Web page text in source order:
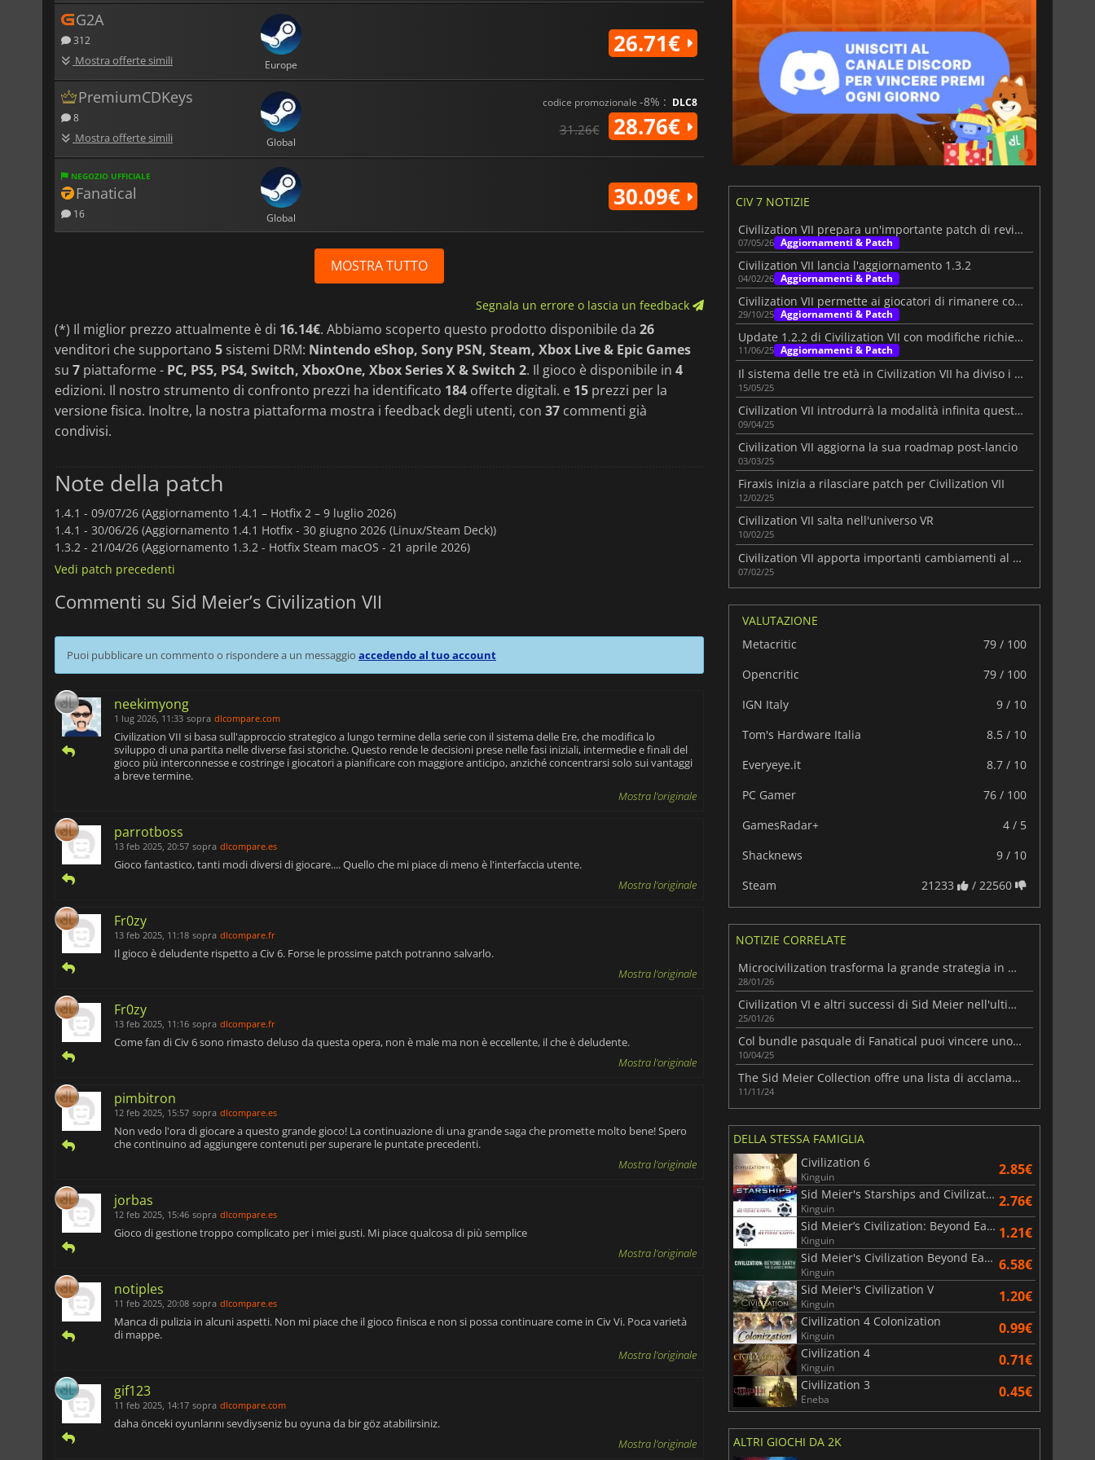
G2A
312
Mostra offerte simili Europe
26.71€
PremiumCDKeys
8
Mostra offerte simili Global
codice promozionale -8% : DLC8
31.26€ 28.76€
NEGOZIO UFFICIALE
Fanatical
16 Global
30.09€
MOSTRA TUTTO
Segnala un errore o lascia un feedback
(*) Il miglior prezzo attualmente è di 16.14€. Abbiamo scoperto questo prodotto disponibile da 26
venditori che supportano 5 sistemi DRM: Nintendo eShop, Sony PSN, Steam, Xbox Live & Epic Games
su 7 piattaforme - PC, PS5, PS4, Switch, XboxOne, Xbox Series X & Switch 2. Il gioco è disponibile in 4
edizioni. Il nostro strumento di confronto prezzi ha identificato 184 offerte digitali. e 15 prezzi per la
versione fisica. Inoltre, la nostra piattaforma mostra i feedback degli utenti, con 37 commenti già
condivisi.
Note della patch
1.4.1 - 09/07/26 (Aggiornamento 1.4.1 – Hotfix 2 – 9 luglio 2026)
1.4.1 - 30/06/26 (Aggiornamento 1.4.1 Hotfix - 30 giugno 2026 (Linux/Steam Deck))
1.3.2 - 21/04/26 (Aggiornamento 1.3.2 - Hotfix Steam macOS - 21 aprile 2026)
Vedi patch precedenti
Commenti su Sid Meier’s Civilization VII
Puoi pubblicare un commento o rispondere a un messaggio accedendo al tuo account
neekimyong
1 lug 2026, 11:33 sopra dlcompare.com
Civilization VII si basa sull'approccio strategico a lungo termine della serie con il sistema delle Ere, che modifica lo
sviluppo di una partita nelle diverse fasi storiche. Questo rende le decisioni prese nelle fasi iniziali, intermedie e finali del
gioco più interconnesse e costringe i giocatori a pianificare con maggiore anticipo, anziché concentrarsi solo sui vantaggi
a breve termine.
Mostra l'originale
parrotboss
13 feb 2025, 20:57 sopra dlcompare.es
Gioco fantastico, tanti modi diversi di giocare.... Quello che mi piace di meno è l'interfaccia utente.
Mostra l'originale
Fr0zy
13 feb 2025, 11:18 sopra dlcompare.fr
Il gioco è deludente rispetto a Civ 6. Forse le prossime patch potranno salvarlo.
Mostra l'originale
Fr0zy
13 feb 2025, 11:16 sopra dlcompare.fr
Come fan di Civ 6 sono rimasto deluso da questa opera, non è male ma non è eccellente, il che è deludente.
Mostra l'originale
pimbitron
12 feb 2025, 15:57 sopra dlcompare.es
Non vedo l'ora di giocare a questo grande gioco! La continuazione di una grande saga che promette molto bene! Spero
che continuino ad aggiungere contenuti per superare le puntate precedenti.
Mostra l'originale
jorbas
12 feb 2025, 15:46 sopra dlcompare.es
Gioco di gestione troppo complicato per i miei gusti. Mi piace qualcosa di più semplice
Mostra l'originale
notiples
11 feb 2025, 20:08 sopra dlcompare.es
Manca di pulizia in alcuni aspetti. Non mi piace che il gioco finisca e non si possa continuare come in Civ Vi. Poca varietà
di mappe.
Mostra l'originale
gif123
11 feb 2025, 14:17 sopra dlcompare.com
daha önceki oyunlarını sevdiyseniz bu oyuna da bir göz atabilirsiniz.
Mostra l'originale
CIV 7 NOTIZIE
Civilization VII prepara un'importante patch di revisione
07/05/26 Aggiornamenti & Patch
Civilization VII lancia l'aggiornamento 1.3.2
04/02/26 Aggiornamenti & Patch
Civilization VII permette ai giocatori di rimanere con una sola civiltà
29/10/25 Aggiornamenti & Patch
Update 1.2.2 di Civilization VII con modifiche richieste
11/06/25 Aggiornamenti & Patch
Il sistema delle tre età in Civilization VII ha diviso i suoi fan
15/05/25
Civilization VII introdurrà la modalità infinita questo mese
09/04/25
Civilization VII aggiorna la sua roadmap post-lancio
03/03/25
Firaxis inizia a rilasciare patch per Civilization VII
12/02/25
Civilization VII salta nell'universo VR
10/02/25
Civilization VII apporta importanti cambiamenti al franchise
07/02/25
VALUTAZIONE
Metacritic
79 / 100
Opencritic
79 / 100
IGN Italy
9 / 10
Tom's Hardware Italia
8.5 / 10
Everyeye.it
8.7 / 10
PC Gamer
76 / 100
GamesRadar+
4 / 5
Shacknews
9 / 10
Steam
21233 / 22560
NOTIZIE CORRELATE
Microcivilization trasforma la grande strategia in una sfida compatta
28/01/26
Civilization VI e altri successi di Sid Meier nell'ultimo Humble Bundle
25/01/26
Col bundle pasquale di Fanatical puoi vincere uno Steam Deck o un VR
10/04/25
The Sid Meier Collection offre una lista di acclamati giochi di strategia e molto di più
11/11/24
DELLA STESSA FAMIGLIA
Civilization 6
Kinguin 2.85€
Sid Meier's Starships and Civilization Beyond Earth
Kinguin 2.76€
Sid Meier’s Civilization: Beyond Earth
Kinguin 1.21€
Sid Meier's Civilization Beyond Earth Classics Bundle
Kinguin 6.58€
Sid Meier's Civilization V
Kinguin 1.20€
Civilization 4 Colonization
Kinguin 0.99€
Civilization 4
Kinguin 0.71€
Civilization 3
Eneba 0.45€
ALTRI GIOCHI DA 2K